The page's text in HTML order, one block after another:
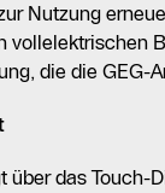
Nutzung
vollelektrischen
die die GEG-
über das Touch-